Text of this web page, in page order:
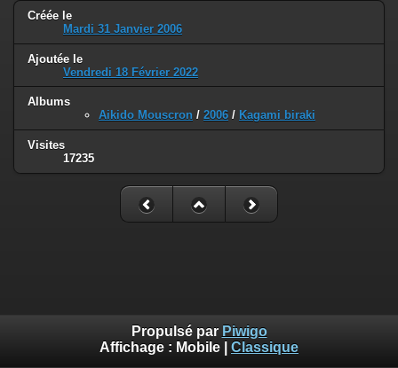
Créée le
Mardi 31 Janvier 2006
Ajoutée le
Vendredi 18 Février 2022
Albums
Aikido Mouscron / 2006 / Kagami biraki
Visites
17235
Propulsé par Piwigo
Affichage : Mobile Classique